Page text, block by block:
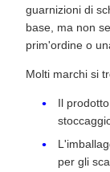
guarnizioni di
base, ma non
prim'ordine o
Molti marchi si
Il
per gli